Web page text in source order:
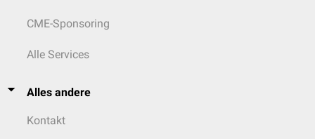
CME-Sponsoring
Alle Services
Alles andere
Kontakt